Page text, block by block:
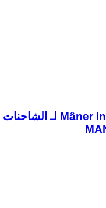
مقبض الباب Mâner Interior Ușă Dreapta لـ الشاحنات